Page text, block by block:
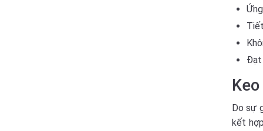
Đạt
Do sự
kết